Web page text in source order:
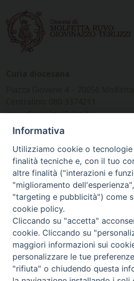
www.diocesimolfetta.it –
Ufficio Comunicazioni sociali
Piazza Giovene 4 – 70056
SEGUICI SU
Facebook
Instagram
X YouTube
Feed
Privacy Policy - trasparenza
Informativa
Utilizziamo cookie o
finalità tecniche e, con il tuo
altre finalità ("interazioni e
"miglioramento
"targeting e pubblicità") come
cookie policy.
Cliccando su "accetta"
cookie. Cliccando su
maggiori informazioni sui
personalizzare le tue
"rifiuta" o chiudendo questa